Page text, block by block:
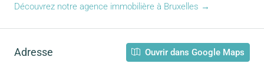
Découvrez notre agence immobilière à Bruxelles →
Adresse Ouvrir dans Google Maps